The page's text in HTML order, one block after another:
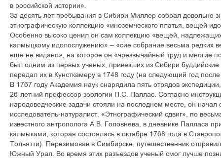
в российской истории».
За десять лет пребывания в Сибири Миллер собрал довольно
этнографическую коллекцию «иноземческого платья, вещей
Особенно высоко ценил он сам коллекцию «вещей,
калмыцкому идолослужению» – «сие собрание весьма редких
еще не видано», на которое он «чрезвычайный труд и многие
был одним из первых ученых, привезших из Сибири
передал их в Кунсткамеру в 1748 году (на следующий год
В 1767 году Академия наук снарядила пять отрядов
26-летний профессор зоологии П.С. Паллас. Согласно
народоведческие задачи стояли на последнем месте, он начал
исследователь-натуралист. «Этнографический сдвиг», по
известного антрополога А.В. Головнева, в дневнике Палласа
калмыками, которая состоялась в октябре 1768 года в
Тольятти). Перезимовав в Симбирске, путешественник
Южный Урал. Во время этих разъездов ученый смог лучше